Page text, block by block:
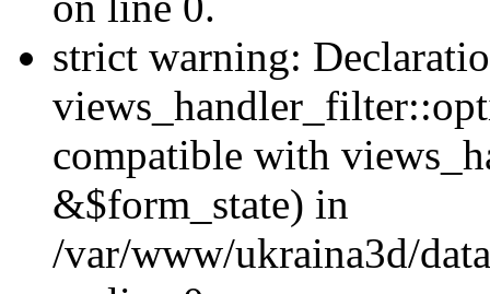
strict warning:
compatible with
&$form_state) in
/var/www/ukraina3d/